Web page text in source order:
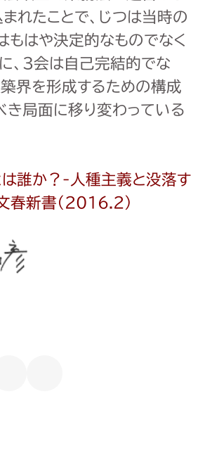
れたことで、じつは当時の
もはや決定的なものでなく
、3会は自己完結的でな
築界を形成するための構成
き局面に移り変わっている
は誰か？-人種主義と没落す
春新書（2016.2）